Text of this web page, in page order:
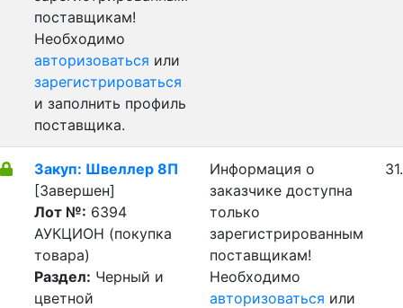
поставщикам!
Необходимо
авторизоваться или
зарегистрироваться
и заполнить профиль
поставщика.
Закуп: Швеллер 8П
[Завершен]
Лот №: 6394
АУКЦИОН (покупка
товара)
Раздел: Черный и
цветной
Информация о
заказчике доступна
только
зарегистрированным
поставщикам!
Необходимо
авторизоваться или